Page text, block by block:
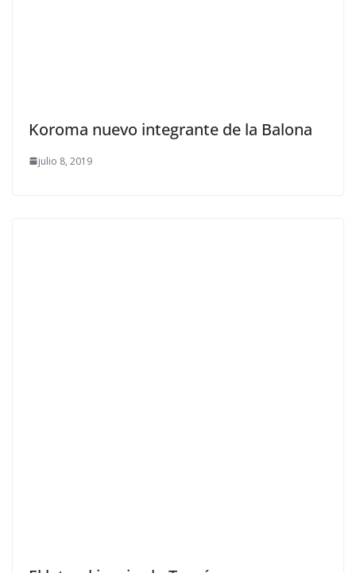
Koroma nuevo integrante de la Balona
julio 8, 2019